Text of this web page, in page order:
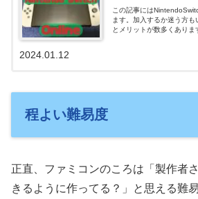
この記事には
ます。加入するか迷う方
とメリットが数多くありま
2024.01.12
程よい難易度
正直、ファミコンのころは「製作者
きるように作ってる？」と思える難